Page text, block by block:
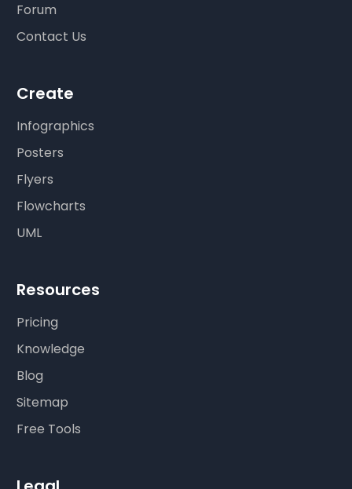
Forum
Contact Us
Create
Infographics
Posters
Flyers
Flowcharts
UML
Resources
Pricing
Knowledge
Blog
Sitemap
Free Tools